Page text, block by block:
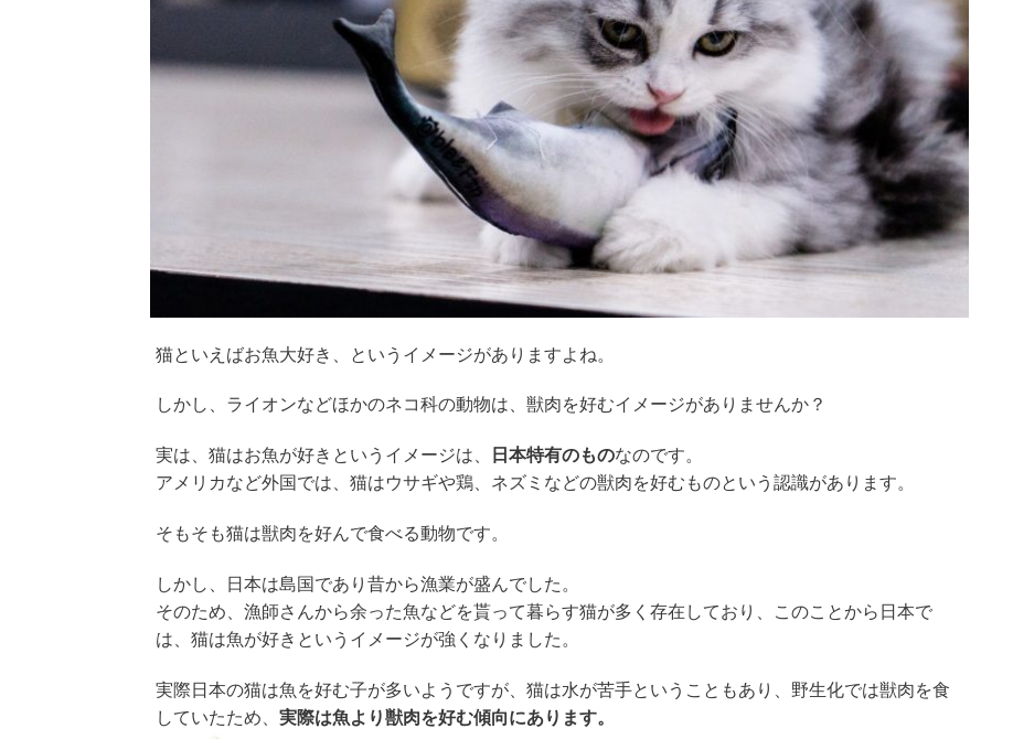
猫といえばお魚大好き、というイメージがありますよね。
しかし、ライオンなどほかのネコ科の動物は、獣肉を好むイメージがありませんか？
実は、猫はお魚が好きというイメージは、 日本特有のものなのです。
アメリカなど外国では、猫はウサギや鶏、ネズミなどの獣肉を好むものという認識があります。
そもそも猫は獣肉を好んで食べる動物です。
しかし、日本は島国であり昔から漁業が盛んでした。
そのため、漁師さんから余った魚などを貰って暮らす猫が多く存在しており、このことから日本で
は、猫は魚が好きというイメージが強くなりました。
実際日本の猫は魚を好む子が多いようですが、猫は水が苦手ということもあり、野生化では獣肉を食
していたため、 実際は魚より獣肉を好む傾向にあります。